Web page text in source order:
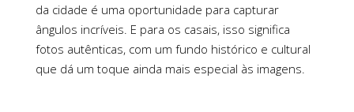
da cidade é uma oportunidade para capturar
ângulos incríveis. E para os casais, isso significa
fotos autênticas, com um fundo histórico e cultural
que dá um toque ainda mais especial às imagens.